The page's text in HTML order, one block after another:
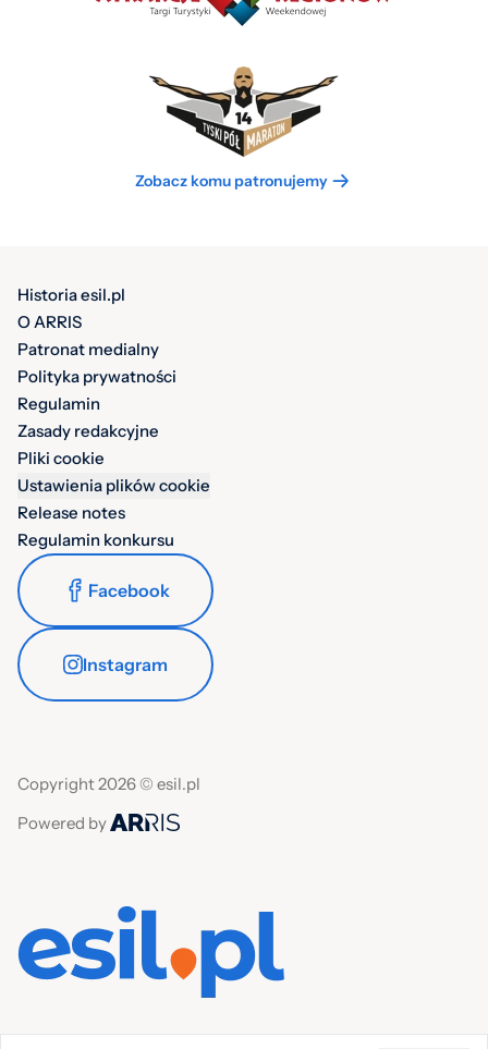
Zobacz komu patronujemy
Historia esil.pl
O ARRIS
Patronat medialny
Polityka prywatności
Regulamin
Zasady redakcyjne
Pliki cookie
Ustawienia plików cookie
Release notes
Regulamin konkursu
Facebook
Instagram
Copyright 2026 © esil.pl
Powered by